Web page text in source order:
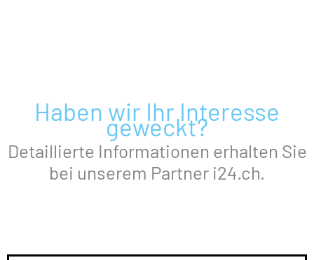
Haben wir Ihr Interesse
geweckt?
Detaillierte Informationen erhalten Sie
bei unserem Partner i24.ch.